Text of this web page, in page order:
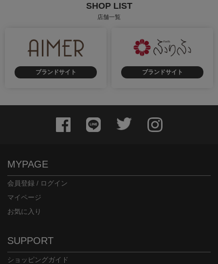
SHOP LIST
店舗一覧
ブランドサイト ブランドサイト
MYPAGE
会員登録 / ログイン
マイページ
お気に入り
SUPPORT
ショッピングガイド